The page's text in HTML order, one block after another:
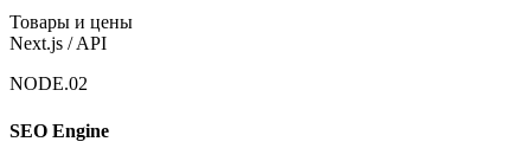
Товары и цены
Next.js / API
NODE.02
SEO Engine